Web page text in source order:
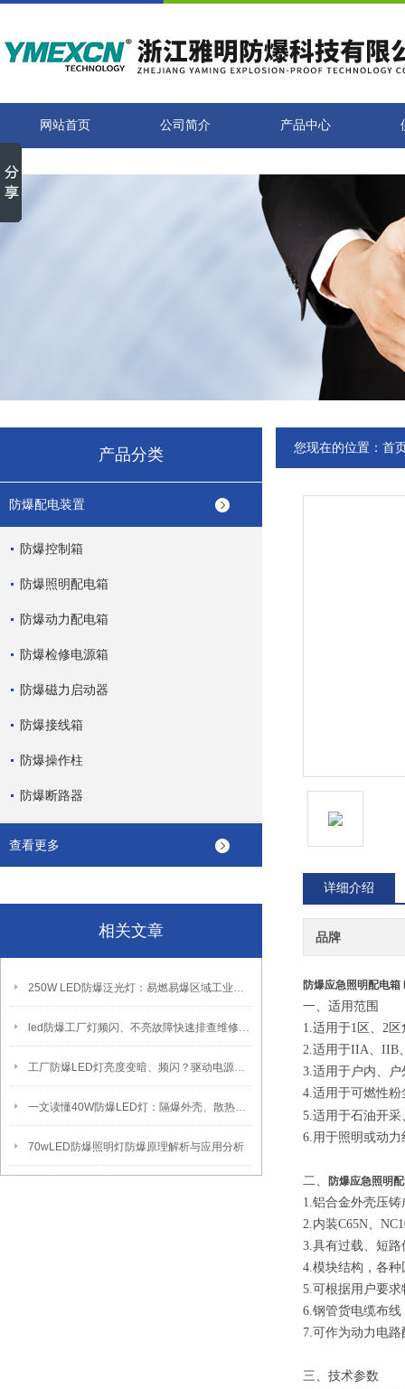
网站首页 公司简介 产品中心
产品分类
防爆配电装置
防爆控制箱
防爆照明配电箱
防爆动力配电箱
防爆检修电源箱
防爆磁力启动器
防爆接线箱
防爆操作柱
防爆断路器
查看更多
相关文章
250W LED防爆泛光灯：易燃易爆区域工业固定照明装置
led防爆工厂灯频闪、不亮故障快速排查维修方法
工厂防爆LED灯亮度变暗、频闪？驱动电源故障检修方法
一文读懂40W防爆LED灯：隔爆外壳、散热、防爆认证原理
70wLED防爆照明灯防爆原理解析与应用分析
您现在的位置： 首
详细介绍
品牌
防爆应急照明配电
一、适用范围
1.适用于1区、2
2.适用于IIA、IIB
3.适用于户内、
4.适用于可燃性粉
5.适用于石油开
6.用于照明或动
二、 防爆应急照明
1.铝合金外壳压
2.内装C65N、
3.具有过载、短
4.模块结构，各
5.可根据用户要
6.钢管货电缆布线
7.可作为动力电
三、技术参数